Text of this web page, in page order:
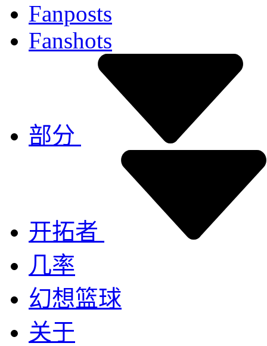
Fanposts
Fanshots
部分
开拓者
几率
幻想篮球
关于